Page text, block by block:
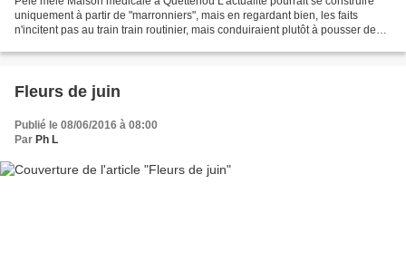
uniquement à partir de "marronniers", mais en regardant bien, les faits
n'incitent pas au train train routinier, mais conduiraient plutôt à pousser des
Fleurs de juin
Publié le 08/06/2016 à 08:00
Par Ph L